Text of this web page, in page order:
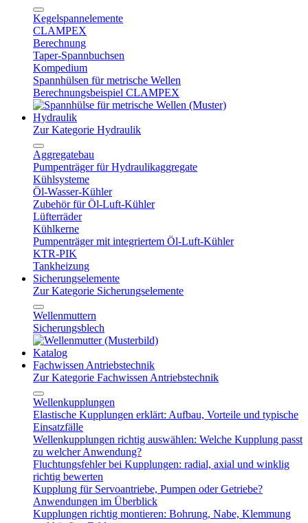
Kegelspannelemente
CLAMPEX
Berechnung
Taper-Spannbuchsen
Kompedium
Spannhülsen für metrische Wellen
Berechnungsbeispiel CLAMPEX
Hydraulik
Zur Kategorie Hydraulik
Aggregatebau
Pumpenträger für Hydraulikaggregate
Kühlsysteme
Öl-Wasser-Kühler
Zubehör für Öl-Luft-Kühler
Lüfterräder
Kühlkerne
Pumpenträger mit integriertem Öl-Luft-Kühler
KTR-PIK
Tankheizung
Sicherungselemente
Zur Kategorie Sicherungselemente
Wellenmuttern
Sicherungsblech
Katalog
Fachwissen Antriebstechnik
Zur Kategorie Fachwissen Antriebstechnik
Wellenkupplungen
Elastische Kupplungen erklärt: Aufbau, Vorteile und typische
Einsatzfälle
Wellenkupplungen richtig auswählen: Welche Kupplung passt
zu welcher Anwendung?
Fluchtungsfehler bei Kupplungen: radial, axial und winklig
richtig bewerten
Kupplung für Servoantriebe, Pumpen oder Getriebe?
Anwendungen im Überblick
Kupplungen richtig montieren: Bohrung, Nabe, Klemmung